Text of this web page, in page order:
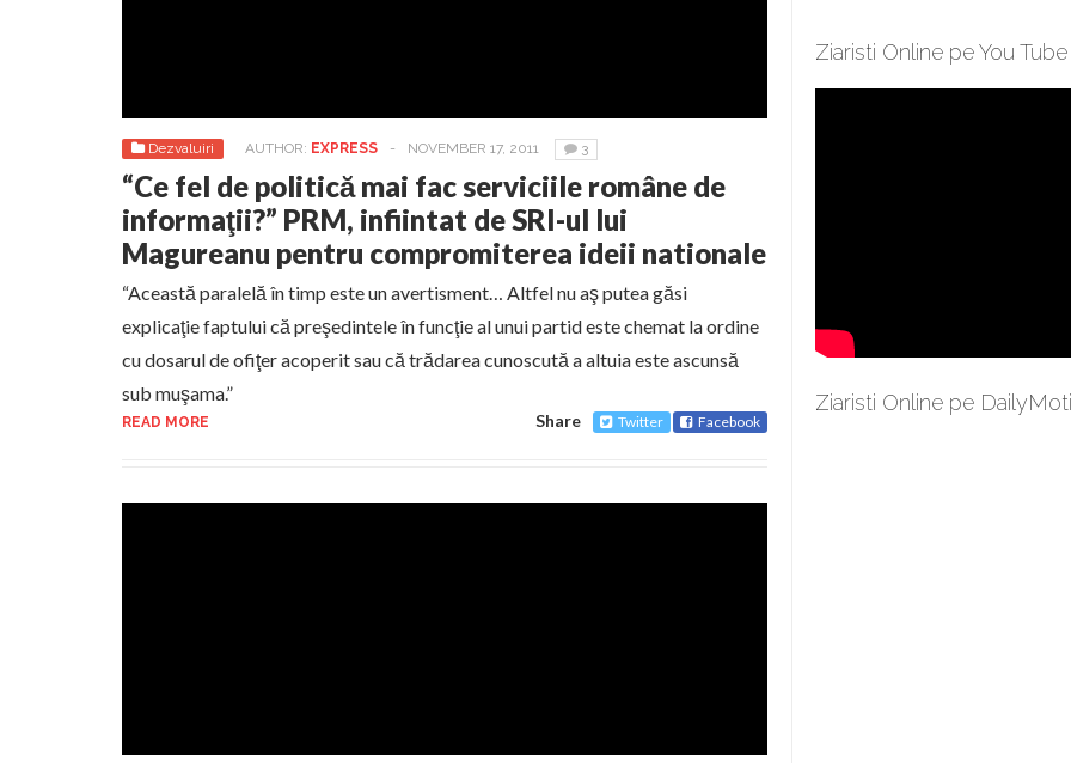
Dezvaluiri AUTHOR: EXPRESS - NOVEMBER 17, 2011 3
“Ce fel de politică mai fac serviciile române de
informaţii?” PRM, infiintat de SRI-ul lui
Magureanu pentru compromiterea ideii nationale
“Această paralelă în timp este un avertisment… Altfel nu aş putea găsi
explicaţie faptului că preşedintele în funcţie al unui partid este chemat la ordine
cu dosarul de ofiţer acoperit sau că trădarea cunoscută a altuia este ascunsă
sub muşama.”
READ MORE Share Twitter Facebook
Ziaristi Online pe You Tube
Ziaristi Online pe